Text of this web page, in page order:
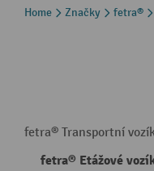
Home Značky fetra®
fetra® Transportní
fetra® Etážové